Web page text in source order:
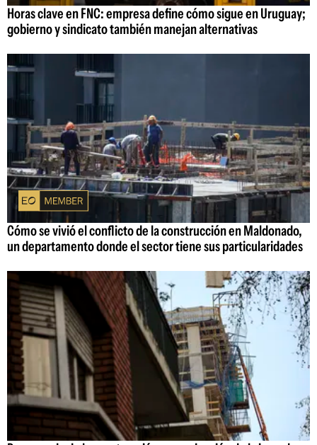
Horas clave en FNC: empresa define cómo sigue en Uruguay;
gobierno y sindicato también manejan alternativas
Cómo se vivió el conflicto de la construcción en Maldonado,
un departamento donde el sector tiene sus particularidades